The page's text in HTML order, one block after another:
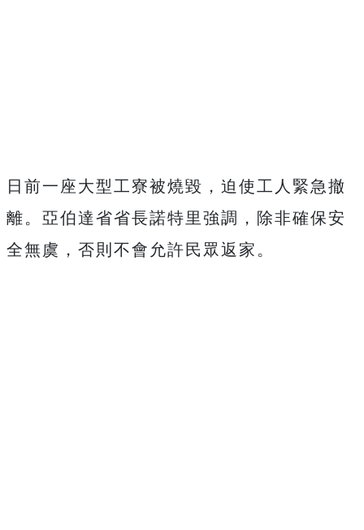
日前一座大型工寮被燒毀，迫使工人緊急撤
離。亞伯達省省長諾特里強調，除非確保安
全無虞，否則不會允許民眾返家。